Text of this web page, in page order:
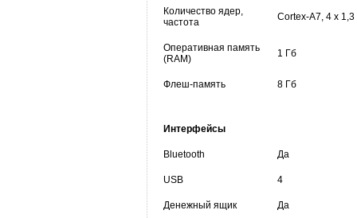
Количество ядер,
частота
Cortex-A7, 4 х
Оперативная память
(RAM)
1 Гб
Флеш-память 8 Гб
Интерфейсы
Bluetooth Да
USB 4
Денежный ящик Да